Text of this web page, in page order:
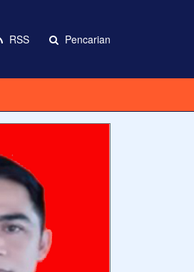
RSS Pencarian